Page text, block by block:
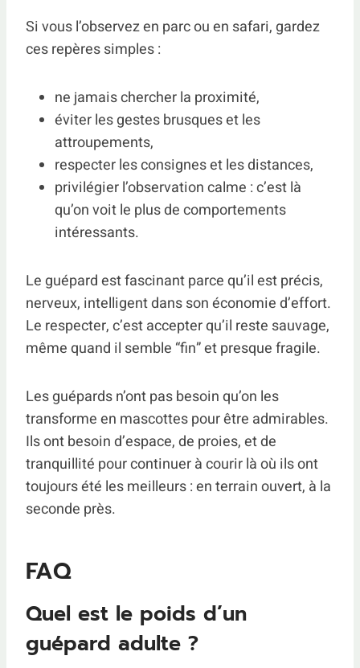
Si vous l’observez en parc ou en safari, gardez
ces repères simples :
ne jamais chercher la proximité,
éviter les gestes brusques et les
attroupements,
respecter les consignes et les distances,
privilégier l’observation calme : c’est là
qu’on voit le plus de comportements
intéressants.
Le guépard est fascinant parce qu’il est précis,
nerveux, intelligent dans son économie d’effort.
Le respecter, c’est accepter qu’il reste sauvage,
même quand il semble “fin” et presque fragile.
Les guépards n’ont pas besoin qu’on les
transforme en mascottes pour être admirables.
Ils ont besoin d’espace, de proies, et de
tranquillité pour continuer à courir là où ils ont
toujours été les meilleurs : en terrain ouvert, à la
seconde près.
FAQ
Quel est le poids d’un
guépard adulte ?